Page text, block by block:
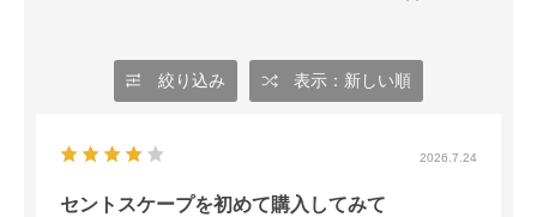
絞り込み 表示：新しい順
2026.7.24
セントスケープを初めて購入してみて